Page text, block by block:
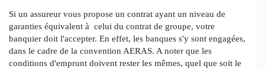
Si un assureur vous propose un contrat ayant un niveau de
garanties équivalent à celui du contrat de groupe, votre
banquier doit l'accepter. En effet, les banques s'y sont engagées,
dans le cadre de la convention AERAS. A noter que les
conditions d'emprunt doivent rester les mêmes, quel que soit le